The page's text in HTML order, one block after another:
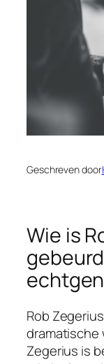
Geschreven door
Wie is
Rob
dramatische
Zegerius is